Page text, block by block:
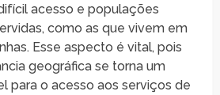
acesso e populações
como as que vivem em
Esse aspecto é vital, pois
geográfica se torna um
para o acesso aos serviços de